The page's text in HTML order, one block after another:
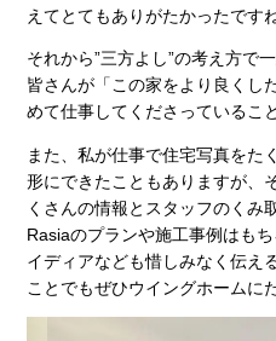
えてとてもありがたかったですね
それから”三方よし”の考え方で
皆さんが「この家をより良くし
めて仕事してくださっているこ
また、私が仕事で住宅写真をた
形にできたこともありますが、
くさんの情報とスタッフのくみ
Rasiaのプランや施工事例はも
イディアなども惜しみなく伝え
ことでもぜひウイングホームに